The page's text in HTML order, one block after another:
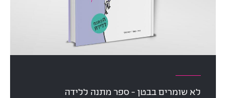
לא שומרים בבטן - ספר מתנה ללידה